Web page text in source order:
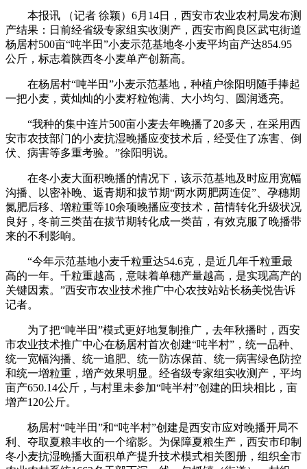
本报讯 （记者 徐颖）6月14日，西安市农业农村局发布测
产结果：日前经省级专家组实收测产，西安市阎良区武屯街道
杨居村500亩“吨半田”小麦示范基地冬小麦平均亩产达854.95
公斤，标志着陕西冬小麦单产创新高。
在杨居村“吨半田”小麦示范基地，种植户徐阳明随手捧起
一把小麦，黄灿灿的小麦籽粒饱满、大小均匀、圆润透亮。
“我种的集中连片500亩小麦去年晚播了20多天，在采用西
安市农技部门的小麦抗湿晚播应变技术后，经受住了冻害、倒
伏、病害等多重考验。”徐阳明说。
在冬小麦大面积晚播的情况下，该示范基地及时应用宽幅
沟播、以密补晚、返青期和拔节期“两水两肥两连促”、孕穗期
氮肥后移、增粒重等10余项晚播应变技术，苗情转化升级状况
良好，冬前三类苗在拔节期转化成一类苗，有效克服了晚播带
来的不利影响。
“今年示范基地小麦千粒重达54.6克，是近几年千粒重最
高的一年。千粒重越高，意味着单穗产量越高，是实现高产的
关键因素。”西安市农业技术推广中心农技站站长杨美悦告诉
记者。
为了把“吨半田”模式更好地复制推广，去年秋播时，西安
市农业技术推广中心在杨居村首次创建“吨半村”，统一品种、
统一宽幅沟播、统一追肥、统一防冻保苗、统一病害绿色防控
和统一增粒重，增产效果明显。经省级专家组实收测产，平均
亩产650.14公斤，与村里未参加“吨半村”创建的田块相比，亩
增产120公斤。
杨居村“吨半田”和“吨半村”创建是西安市应对晚播开局不
利、夺取夏粮丰收的一个缩影。为保障夏粮生产，西安市印制
冬小麦抗湿晚播大面积单产提升技术模式相关图册，组织全市